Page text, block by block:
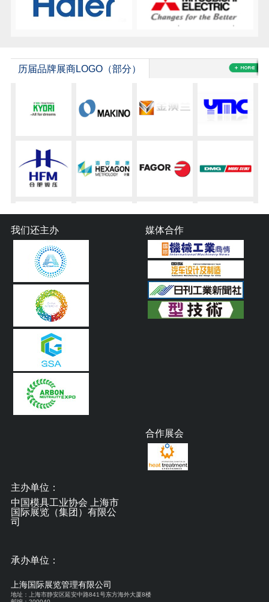
历届品牌展商LOGO（部分）
媒体合作
我们还主办
合作展会
主办单位：
中国模具工业协会 上海市
国际展览（集团）有限公
司
承办单位：
上海国际展览管理有限公司
地址：上海市静安区延安中路841号东方海外大厦8楼